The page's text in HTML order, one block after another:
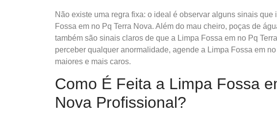
Não existe uma regra fixa: o ideal é observar alguns sinais
Fossa em no Pq Terra Nova. Além do mau cheiro, poças de
também são sinais claros de que a Limpa Fossa em no Pq
perceber qualquer anormalidade, agende a Limpa Fossa em
maiores e mais caros.
Como É Feita a Limpa Fossa
Nova Profissional?